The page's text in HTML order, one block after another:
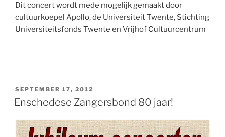
Dit concert wordt mede mogelijk gemaakt door
cultuurkoepel Apollo, de Universiteit Twente, Stichting
Universiteitsfonds Twente en Vrijhof Cultuurcentrum
GEPLAATST
OP
SEPTEMBER 17, 2012
Enschedese Zangersbond 80 jaar!